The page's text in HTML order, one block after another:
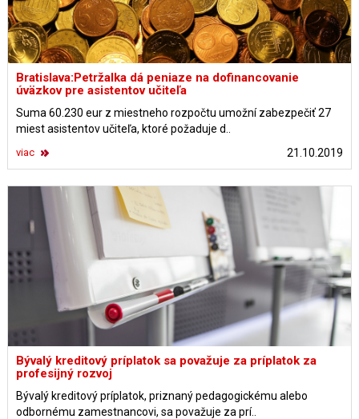
Bratislava:Petržalka dá peniaze na dofinancovanie
úväzkov pre asistentov učiteľa
Suma 60.230 eur z miestneho rozpočtu umožní zabezpečiť 27
miest asistentov učiteľa, ktoré požaduje d..
21.10.2019
viac
Bývalý kreditový príplatok sa považuje za príplatok za
profesijný rozvoj
Bývalý kreditový príplatok, priznaný pedagogickému alebo
odbornému zamestnancovi, sa považuje za prí..